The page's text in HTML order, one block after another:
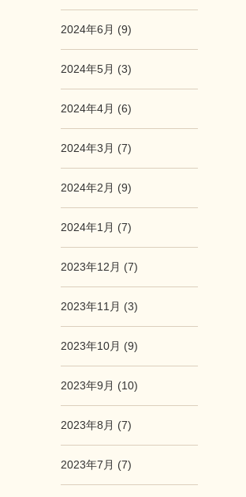
2024年6月 (9)
2024年5月 (3)
2024年4月 (6)
2024年3月 (7)
2024年2月 (9)
2024年1月 (7)
2023年12月 (7)
2023年11月 (3)
2023年10月 (9)
2023年9月 (10)
2023年8月 (7)
2023年7月 (7)